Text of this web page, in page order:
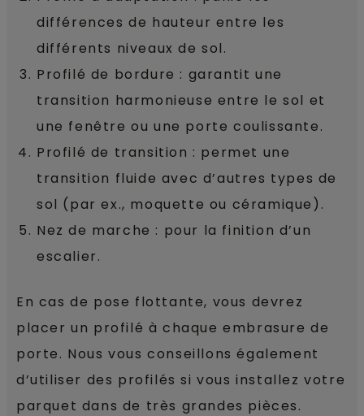
différences de hauteur entre les
différents niveaux de sol.
Profilé de bordure : garantit une
transition harmonieuse entre le sol et
une fenêtre ou une porte coulissante.
Profilé de transition : permet une
transition fluide avec d’autres types de
sol (par ex., moquette ou céramique).
Nez de marche : pour la finition d’un
escalier.
En cas de pose flottante, vous devrez
placer un profilé à chaque embrasure de
porte. Nous vous conseillons également
d’utiliser des profilés si vous installez votre
parquet dans de très grandes pièces.